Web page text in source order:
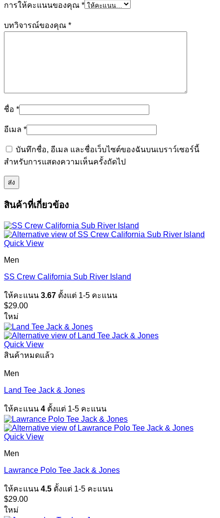
การให้คะแนนของคุณ *
บทวิจารณ์ของคุณ *
ชื่อ *
อีเมล *
บันทึกชื่อ, อีเมล และชื่อเว็บไซต์ของฉันบนเบราว์เซอร์นี้
สำหรับการแสดงความเห็นครั้งถัดไป
สินค้าที่เกี่ยวข้อง
Quick View
Men
SS Crew California Sub River Island
ให้คะแนน 3.67 ตั้งแต่ 1-5 คะแนน
$29.00
ใหม่
Quick View
สินค้าหมดแล้ว
Men
Land Tee Jack & Jones
ให้คะแนน 4 ตั้งแต่ 1-5 คะแนน
Quick View
Men
Lawrance Polo Tee Jack & Jones
ให้คะแนน 4.5 ตั้งแต่ 1-5 คะแนน
$29.00
ใหม่